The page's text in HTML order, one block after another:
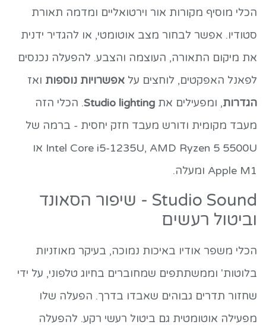
הכלי מוסיף מקורות אור וירטואליים ומדמה תאורת
סטודיו. אפשר לבחור מצב אוטומטי, או להגדיר ידנית
את מיקום התאורה, העוצמה והצבע. להפעלה נכנסים
לפאנל האפקטים, לוחצים על אפשרויות נוספות ואז
הגדרות, ומפעילים את Studio lighting. הכלי הזה
מעבד מקומית ודורש מעבד חזק יחסית - ברמה של
Intel Core i5-1235U, AMD Ryzen 5 5500U או
Apple M1 ומעלה.
Studio Sound - שיפור הסאונד
וביטול רעשים
הכלי משפר אודיו באיכות נמוכה, בעיקר מאוזניות
בלוטות' וממשתתפים שמחוברים בחיוג טלפוני, על ידי
שחזור תדרים גבוהים שאבדו בדרך. הפעלה שלו
מפעילה אוטומטית גם ביטול רעשי רקע. להפעלה